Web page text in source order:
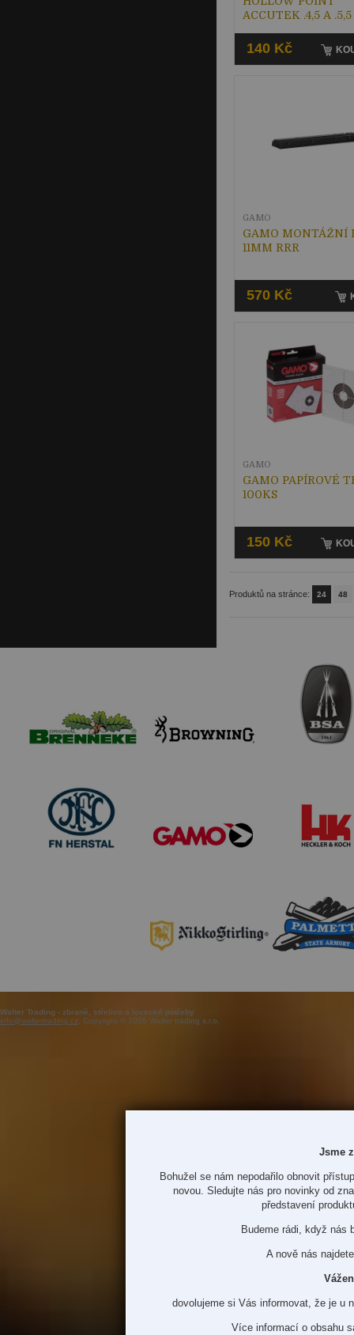
ACCUTEK .4,5 A .5,5
140 Kč
GAMO MONTÁŽNÍ
11MM RRR
GAMO
570 Kč
GAMO PAPÍROVÉ
100KS
GAMO
150 Kč
Produktů na stránce: 24 48
Walter Trading - zbraně, střelivo a lovecké potřeby
info@waltertrading.cz , Copyright © 2026 Walter trading s.r.o.
Jsme
Bohužel se nám nepodařilo obnovit
novou. Sledujte nás pro novinky od
představení
Budeme rádi, když nás
A nově nás
dovolujeme si Vás informovat, že je u
Více informací o obsahu